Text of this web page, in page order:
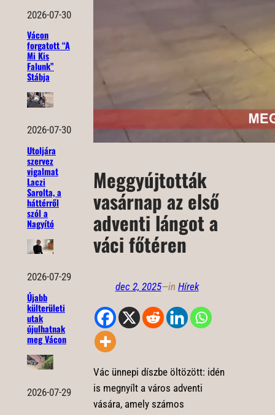
2026-07-30
Vácon
forgatott “A
Mi Kis
Falunk”
Stábja
2026-07-30
Utoljára
szervez
vigalmat
Laczi
Sarolta, a
háttérről
szól a
Nagyító
2026-07-29
Újabb
külterületi
utak
újulhatnak
meg Vácon
2026-07-29
Meggyújtották
vasárnap az első
adventi lángot a
váci főtéren
dec 2, 2025—in Hírek
Vác ünnepi díszbe öltözött: idén
is megnyílt a város adventi
vására, amely számos